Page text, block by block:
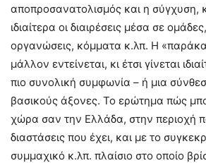
αποπροσανατολισμός και η σύγχυση,
ιδιαίτερα οι διαιρέσεις μέσα σε
οργανώσεις, κόμματα κ.λπ. Η
μάλλον εντείνεται, κι έτσι γίνεται
πιο συνολική συμφωνία – ή μια
βασικούς άξονες. Το ερώτημα πώς
χώρα σαν την Ελλάδα, στην περιοχή
διαστάσεις που έχει, και με το
συμμαχικό κ.λπ. πλαίσιο στο οποίο